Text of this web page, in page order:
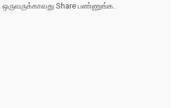
Share பண்ணுங்க.